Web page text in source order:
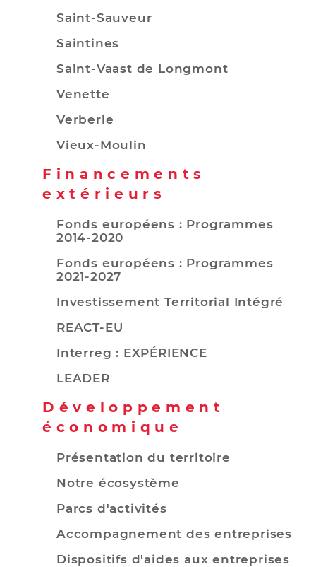
Saint-Sauveur
Saintines
Saint-Vaast de Longmont
Venette
Verberie
Vieux-Moulin
Financements
extérieurs
Fonds européens : Programmes
2014-2020
Fonds européens : Programmes
2021-2027
Investissement Territorial Intégré
REACT-EU
Interreg : EXPÉRIENCE
LEADER
Développement
économique
Présentation du territoire
Notre écosystème
Parcs d'activités
Accompagnement des entreprises
Dispositifs d'aides aux entreprises